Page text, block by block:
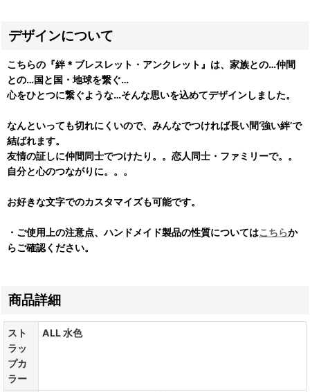
デザインについて
こちらの『絆＊ブレスレット・アンクレット』は、家族との…仲間
との…国と国・地球を繋ぐ…
心をひとつに繋ぐような…そんな思いを込めてデザインしました。
なんといっても切れにくいので、みんなでつければ長い間‘強い絆’で
結ばれます。
友情の証しに仲間同士でつけたり。。恋人同士・ファミリーで。。
自分と心のつながりに。。。
お好きな文字でのカスタマイズも可能です。
・ご使用上の注意点、ハンドメイド製品の性質についてはこちらか
らご確認ください。
商品詳細
スト
ラッ
プカ
ラー
ALL 水色